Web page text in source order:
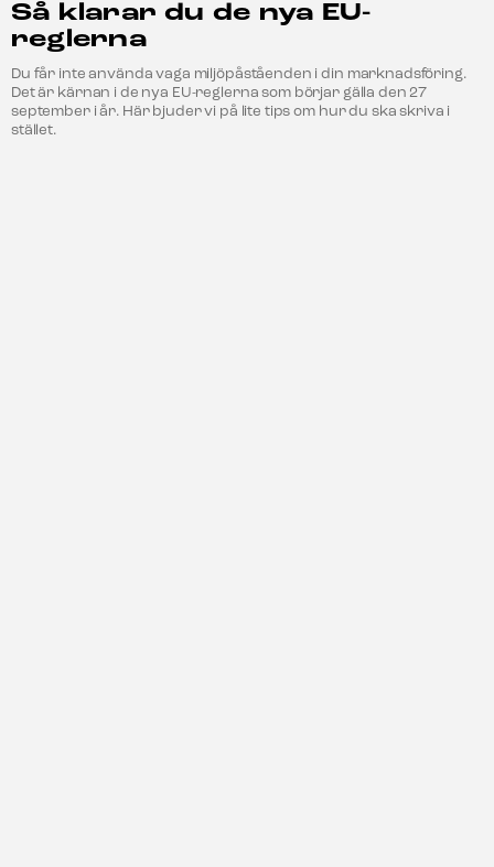
Så klarar du de nya EU-
reglerna
Du får inte använda vaga miljöpåståenden i din marknadsföring.
Det är kärnan i de nya EU-reglerna som börjar gälla den 27
september i år. Här bjuder vi på lite tips om hur du ska skriva i
stället.